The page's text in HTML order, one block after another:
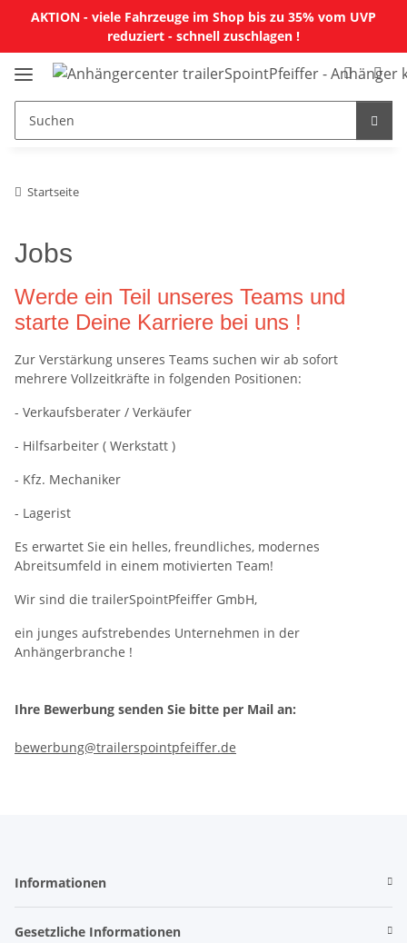
AKTION - viele Fahrzeuge im Shop bis zu 35% vom UVP
reduziert - schnell zuschlagen !
Startseite
Jobs
Werde ein Teil unseres Teams und
starte Deine Karriere bei uns !
Zur Verstärkung unseres Teams suchen wir ab sofort
mehrere Vollzeitkräfte in folgenden Positionen:
- Verkaufsberater / Verkäufer
- Hilfsarbeiter ( Werkstatt )
- Kfz. Mechaniker
- Lagerist
Es erwartet Sie ein helles, freundliches, modernes
Abreitsumfeld in einem motivierten Team!
Wir sind die trailerSpointPfeiffer GmbH,
ein junges aufstrebendes Unternehmen in der
Anhängerbranche !
Ihre Bewerbung senden Sie bitte per Mail an:
bewerbung@trailerspointpfeiffer.de
Informationen
Gesetzliche Informationen